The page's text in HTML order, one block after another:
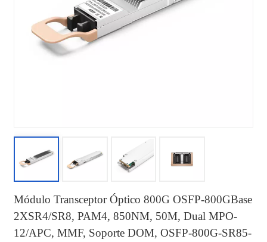
Módulo Transceptor Óptico 800G OSFP-800GBase
2XSR4/SR8, PAM4, 850NM, 50M, Dual MPO-
12/APC, MMF, Soporte DOM, OSFP-800G-SR85-